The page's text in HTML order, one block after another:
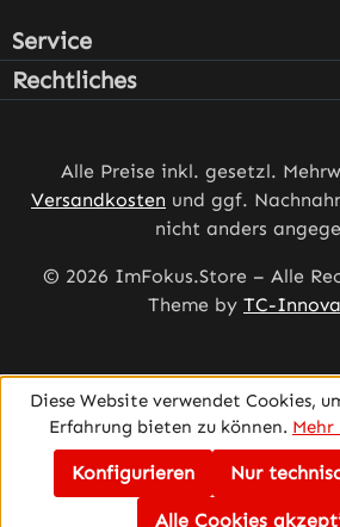
Service
Rechtliches
Alle Preise inkl. gesetzl.
Versandkosten und ggf.
nicht anders
© 2026 ImFokus.Store – Alle
Theme by TC-
Diese Website verwendet Cookies,
Erfahrung bieten zu können.
Nur
Konfigurieren
Alle Cookies